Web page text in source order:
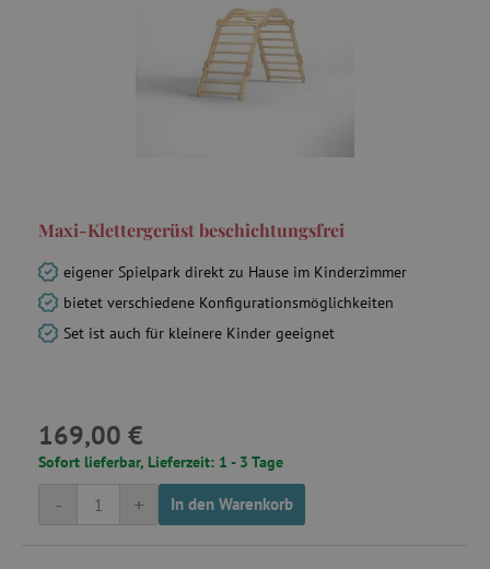
Maxi-Klettergerüst beschichtungsfrei
eigener Spielpark direkt zu Hause im Kinderzimmer
bietet verschiedene Konfigurationsmöglichkeiten
Set ist auch für kleinere Kinder geeignet
169,00 €
Sofort lieferbar, Lieferzeit: 1 - 3 Tage
+
- In den Warenkorb